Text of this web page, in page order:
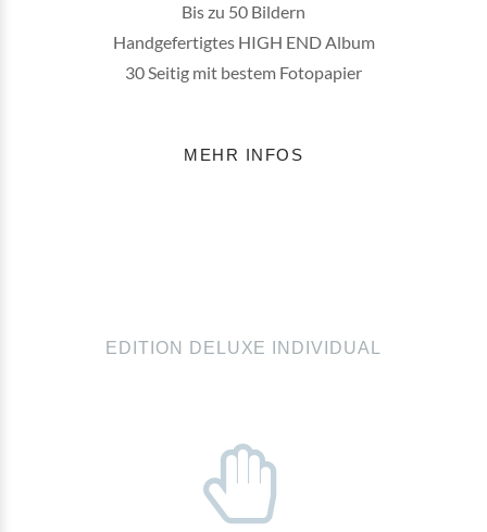
Bis zu 50 Bildern
Handgefertigtes HIGH END Album
30 Seitig mit bestem Fotopapier
MEHR INFOS
EDITION DELUXE INDIVIDUAL